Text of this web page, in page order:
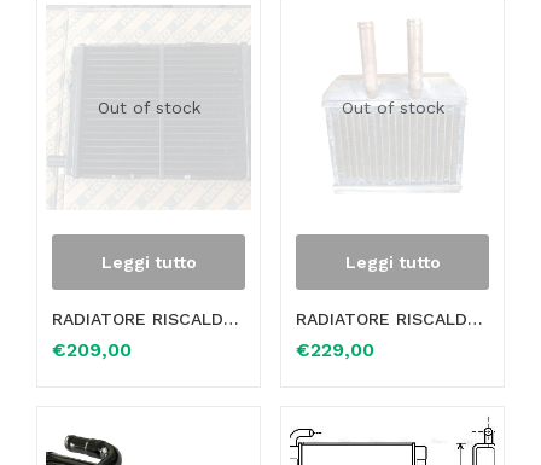
Out of stock
Leggi tutto
RADIATORE RISCALDAMENTO ORIGINALE DELL’EPOCA IVECO DAILY 35.8 1°SERIE oe 93910866
€209,00
Out of stock
Leggi tutto
RADIATORE RISCALDAMENTO RISCALDATORE OPEL AGILA OE 9215674 IN RAME E OTTONE
€229,00